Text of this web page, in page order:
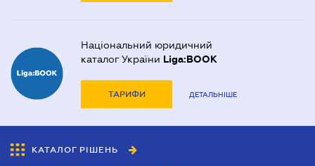
Національний юридичний
каталог України Liga:BOOK
ТАРИФИ ДЕТАЛЬНІШЕ
КАТАЛОГ РІШЕНЬ